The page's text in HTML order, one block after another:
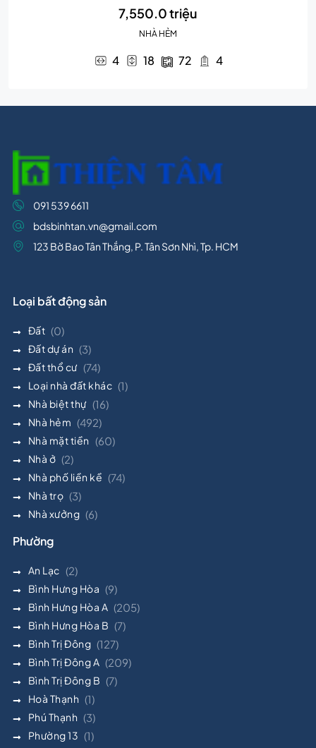
7,550.0 triệu
NHÀ HẺM
4 18 72 4
091 539 6611
bdsbinhtan.vn@gmail.com
123 Bờ Bao Tân Thắng, P. Tân Sơn Nhì, Tp. HCM
Loại bất động sản
Đất (0)
Đất dự án (3)
Đất thổ cư (74)
Loại nhà đất khác (1)
Nhà biệt thự (16)
Nhà hẻm (492)
Nhà mặt tiền (60)
Nhà ở (2)
Nhà phố liền kề (74)
Nhà trọ (3)
Nhà xưởng (6)
Phường
An Lạc (2)
Bình Hưng Hòa (9)
Bình Hưng Hòa A (205)
Bình Hưng Hòa B (7)
Bình Trị Đông (127)
Bình Trị Đông A (209)
Bình Trị Đông B (7)
Hoà Thạnh (1)
Phú Thạnh (3)
Phường 13 (1)